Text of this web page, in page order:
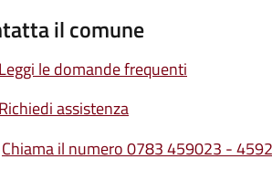
il comune
Leggi le domande frequenti
Richiedi assistenza
Chiama il numero 0783 459023 -